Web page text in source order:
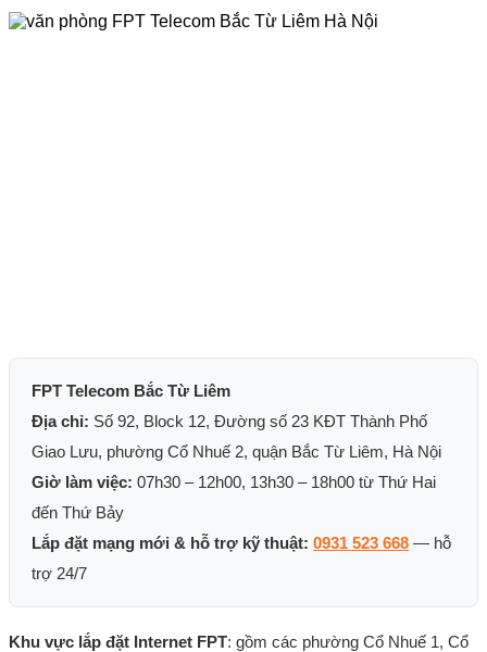
FPT Telecom Bắc Từ Liêm
Địa chỉ: Số 92, Block 12, Đường số 23 KĐT Thành Phố
Giao Lưu, phường Cổ Nhuế 2, quận Bắc Từ Liêm, Hà Nội
Giờ làm việc: 07h30 – 12h00, 13h30 – 18h00 từ Thứ Hai
đến Thứ Bảy
Lắp đặt mạng mới & hỗ trợ kỹ thuật: 0931 523 668 — hỗ
trợ 24/7
Khu vực lắp đặt Internet FPT: gồm các phường Cổ Nhuế 1, Cổ